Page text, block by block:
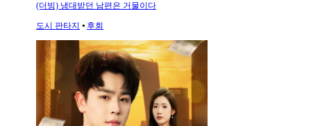
(더빙) 냉대받던 남편은 거물이다
도시 판타지 ⦁ 후회